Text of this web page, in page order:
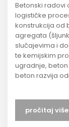
Betonski radovi
logističke
konstrukcija od
agregata
slučajevima i
te kemijskim
ugradnje,
beton razvija
pročitaj više